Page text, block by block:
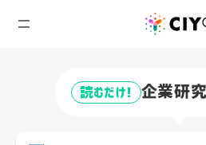
読むだけ! 企業研究